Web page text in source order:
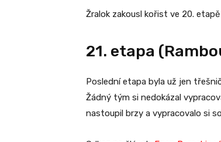
Žralok zakousl kořist ve 20.
21. etapa
Poslední etapa byla už jen
Žádný tým si nedokázal
nastoupil brzy a vypracovalo si